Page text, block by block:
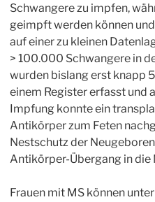
Schwangere zu impfen,
geimpft werden können
auf einer zu kleinen
> 100.000 Schwangere in
wurden bislang erst knapp
einem Register erfasst und
Impfung konnte ein
Antikörper zum Feten
Nestschutz der
Antikörper-Übergang in
Frauen mit MS können